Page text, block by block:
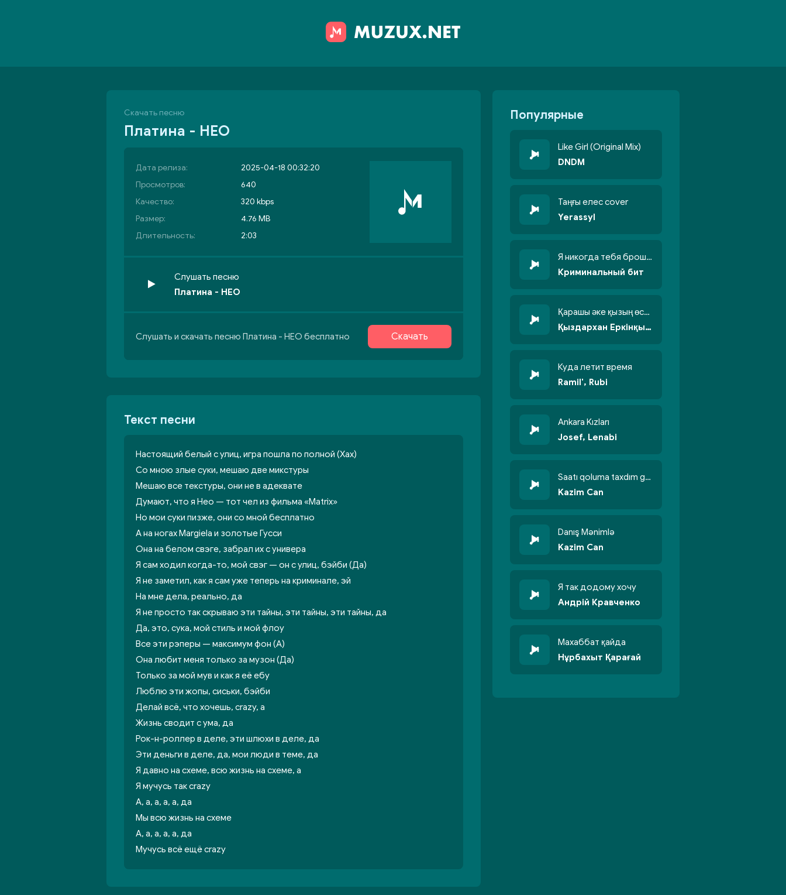
Скачать песню
Платина - НЕО
Дата релиза:
2025-04-18 00:32:20
Просмотров:
640
Качество:
320 kbps
Размер:
4.76 MB
Длительность:
2:03
Слушать песню
Платина - НЕО
Слушать и скачать песню Платина - НЕО бесплатно Скачать
Текст песни
Настоящий белый с улиц, игра пошла по полной (Хах)
Со мною злые суки, мешаю две микстуры
Мешаю все текстуры, они не в адеквате
Думают, что я Нео — тот чел из фильма «Matrix»
Но мои суки пизже, они со мной бесплатно
А на ногах Margiela и золотые Гусси
Она на белом свэге, забрал их с универа
Я сам ходил когда-то, мой свэг — он с улиц, бэйби (Да)
Я не заметил, как я сам уже теперь на криминале, эй
На мне дела, реально, да
Я не просто так скрываю эти тайны, эти тайны, эти тайны, да
Да, это, сука, мой стиль и мой флоу
Все эти рэперы — максимум фон (А)
Она любит меня только за музон (Да)
Только за мой мув и как я её ебу
Люблю эти жопы, сиськи, бэйби
Делай всё, что хочешь, crazy, а
Жизнь сводит с ума, да
Рок-н-роллер в деле, эти шлюхи в деле, да
Эти деньги в деле, да, мои люди в теме, да
Я давно на схеме, всю жизнь на схеме, а
Я мучусь так crazy
А, а, а, а, а, да
Мы всю жизнь на схеме
А, а, а, а, а, да
Мучусь всё ещё crazy
Популярные
Like Girl (Original Mix)
DNDM
Таңғы елес cover
Yerassyl
Я никогда тебя брошу никогда не кину
Криминальный бит
Қарашы әке қызың өсті бойжеттіп
Қыздархан Еркінқызы
Куда летит время
Ramil', Rubi
Ankara Kızları
Josef, Lenabi
Saatı qoluma taxdım göyün üzünə qalxdım
Kazim Can
Danış Mənimlə
Kazim Can
Я так додому хочу
Андрій Кравченко
Махаббат қайда
Нұрбахыт Қарағай